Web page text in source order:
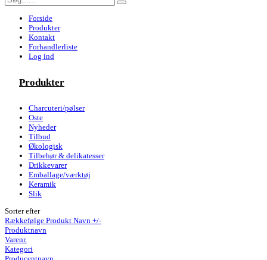
Forside
Produkter
Kontakt
Forhandlerliste
Log ind
Produkter
Charcuteri/pølser
Oste
Nyheder
Tilbud
Økologisk
Tilbehør & delikatesser
Drikkevarer
Emballage/værktøj
Keramik
Slik
Sorter efter
Rækkefølge Produkt Navn +/-
Produktnavn
Varenr.
Kategori